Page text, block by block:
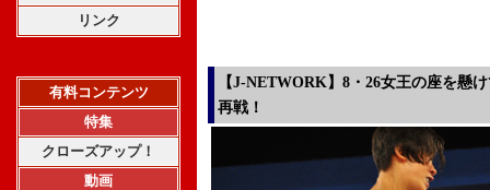
リンク
有料コンテンツ
特集
クローズアップ！
動画
【J-NETWORK】8・26女王の座を懸
再戦！